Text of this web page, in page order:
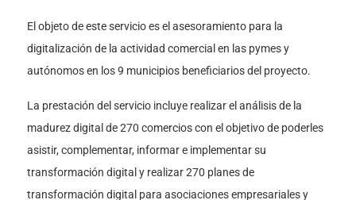
El objeto de este servicio es el asesoramiento para la
digitalización de la actividad comercial en las pymes y
autónomos en los 9 municipios beneficiarios del proyecto.
La prestación del servicio incluye realizar el análisis de la
madurez digital de 270 comercios con el objetivo de poderles
asistir, complementar, informar e implementar su
transformación digital y realizar 270 planes de
transformación digital para asociaciones empresariales y